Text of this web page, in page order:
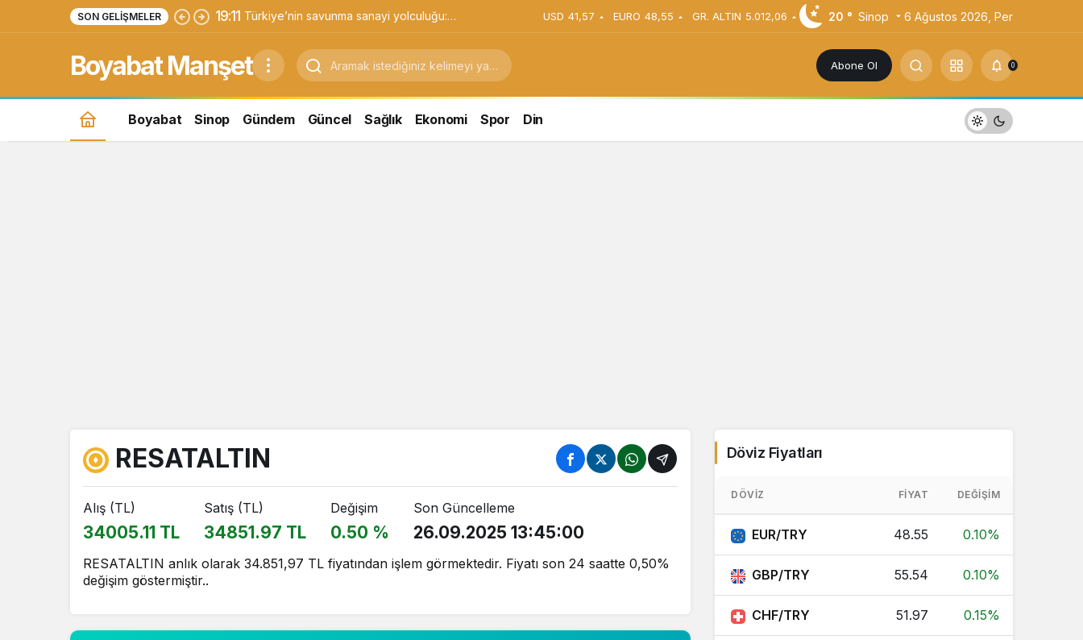
SON GELIŞMELER 19:11 Türkiye’nin savunma sanayi yolculuğu:
Yıldırımhan’a uzanan stratejik dönüşüm
USD 41,57 EURO 48,55 GR. ALTIN 5.012,06 20 ° Sinop 6 Ağustos 2026, Per
Boyabat Manşet Abone Ol 0
Boyabat Sinop Gündem Güncel Sağlık Ekonomi Spor Din
RESATALTIN
Alış (TL)
34005.11 TL
Satış (TL)
34851.97 TL
Değişim
0.50 %
Son Güncelleme
26.09.2025 13:45:00
RESATALTIN anlık olarak 34.851,97 TL fiyatından işlem görmektedir. Fiyatı son 24 saatte 0,50%
değişim göstermiştir..
Döviz Fiyatları
DÖVIZ FIYAT DEĞIŞIM
EUR/TRY 48.55 0.10%
GBP/TRY 55.54 0.10%
CHF/TRY 51.97 0.15%